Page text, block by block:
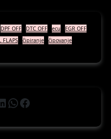
DPF OFF DTC OFF ecu
EGR OFF
FLAPS čipiranje čipovanje
WhatsApp Facebook